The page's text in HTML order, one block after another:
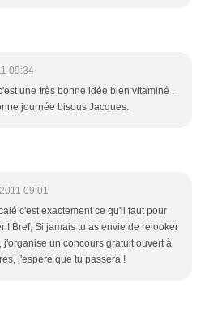
09:34
une très bonne idée bien vitaminé .
journée bisous Jacques.
09:01
c'est exactement ce qu'il faut pour
! Bref, Si jamais tu as envie de relooker
j'organise un concours gratuit ouvert à
j'espère que tu passera !